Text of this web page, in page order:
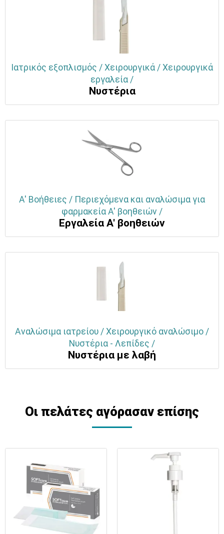
Ιατρικός εξοπλισμός / Χειρουργικά / Χειρουργικά
εργαλεία /
Νυστέρια
Α' Βοήθειες / Περιεχόμενα και αναλώσιμα για
φαρμακεία Α' βοηθειών /
Εργαλεία Α' βοηθειών
Αναλώσιμα ιατρείου / Χειρουργικό αναλώσιμο /
Νυστέρια - Λεπίδες /
Νυστέρια με λαβή
Οι πελάτες αγόρασαν επίσης